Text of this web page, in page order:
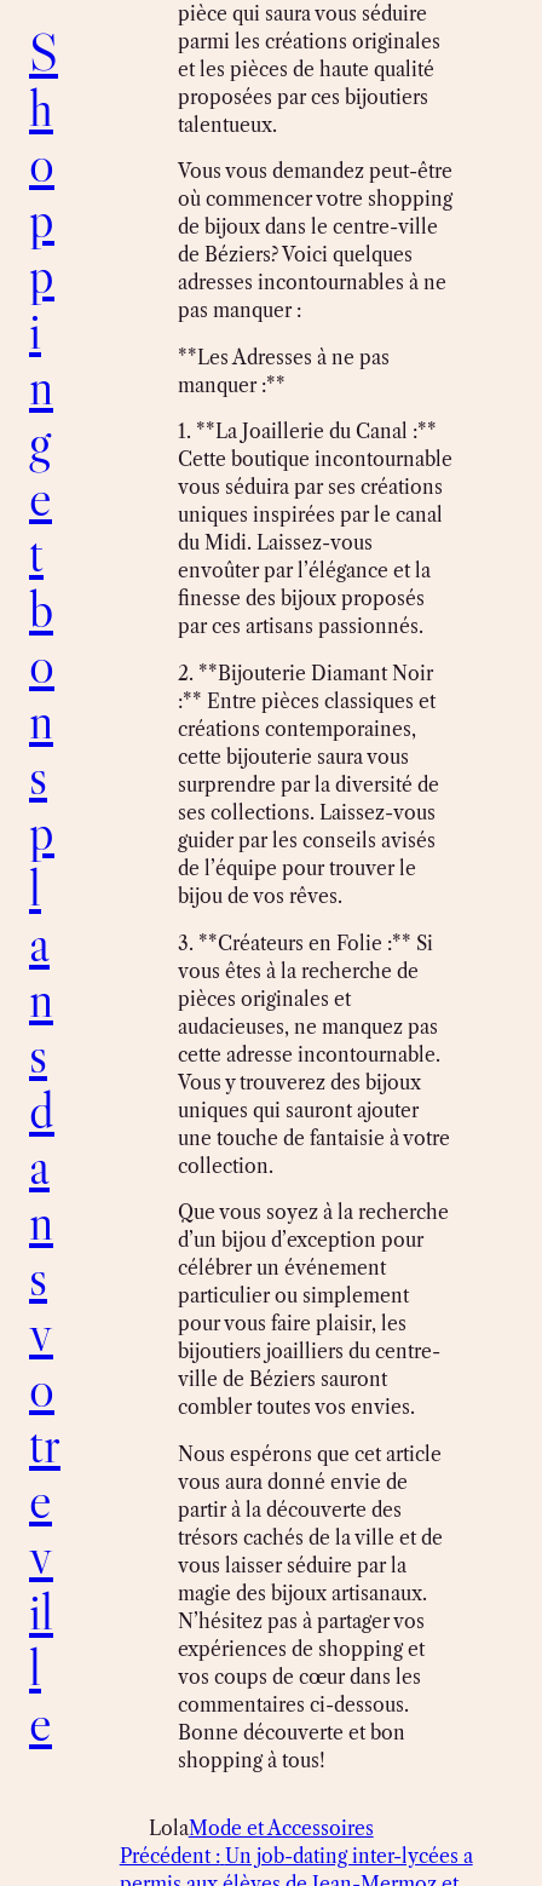
S
h
o
p
p
i
n
g
e
t
b
o
n
s
p
l
a
n
s
d
a
n
s
v
o
tr
e
v
il
l
e
pièce qui saura vous séduire
parmi les créations originales
et les pièces de haute qualité
proposées par ces bijoutiers
talentueux.
Vous vous demandez peut-être
où commencer votre shopping
de bijoux dans le centre-ville
de Béziers? Voici quelques
adresses incontournables à ne
pas manquer :
**Les Adresses à ne pas
manquer :**
1. **La Joaillerie du Canal :**
Cette boutique incontournable
vous séduira par ses créations
uniques inspirées par le canal
du Midi. Laissez-vous
envoûter par l’élégance et la
finesse des bijoux proposés
par ces artisans passionnés.
2. **Bijouterie Diamant Noir
:** Entre pièces classiques et
créations contemporaines,
cette bijouterie saura vous
surprendre par la diversité de
ses collections. Laissez-vous
guider par les conseils avisés
de l’équipe pour trouver le
bijou de vos rêves.
3. **Créateurs en Folie :** Si
vous êtes à la recherche de
pièces originales et
audacieuses, ne manquez pas
cette adresse incontournable.
Vous y trouverez des bijoux
uniques qui sauront ajouter
une touche de fantaisie à votre
collection.
Que vous soyez à la recherche
d’un bijou d’exception pour
célébrer un événement
particulier ou simplement
pour vous faire plaisir, les
bijoutiers joailliers du centre-
ville de Béziers sauront
combler toutes vos envies.
Nous espérons que cet article
vous aura donné envie de
partir à la découverte des
trésors cachés de la ville et de
vous laisser séduire par la
magie des bijoux artisanaux.
N’hésitez pas à partager vos
expériences de shopping et
vos coups de cœur dans les
commentaires ci-dessous.
Bonne découverte et bon
shopping à tous!
LolaMode et Accessoires
Précédent : Un job-dating inter-lycées a